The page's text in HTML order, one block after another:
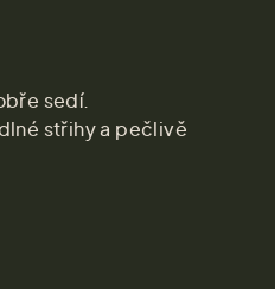
sedí.
střihy a pečlivě